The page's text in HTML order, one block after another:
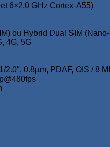
6×2,0 GHz Cortex-A55)
ou Hybrid Dual SIM
4G, 5G
0.8µm, PDAF, OIS / 8